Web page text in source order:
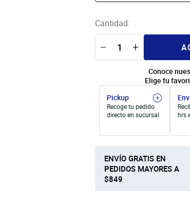
Cantidad:
Conoce
Elige tu
Pickup
Recoge tu pedido
directo en sucursal
hrs
ENVÍO GRATIS EN
PEDIDOS MAYORES A
$849